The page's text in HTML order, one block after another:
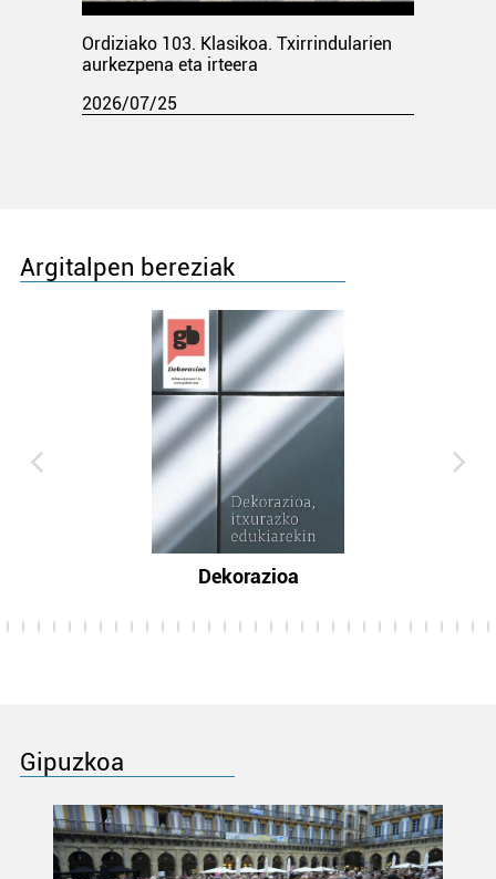
Ordiziako 103. Klasikoa. Txirrindularien
aurkezpena eta irteera
2026/07/25
Argitalpen bereziak
Dekorazioa
Gipuzkoa